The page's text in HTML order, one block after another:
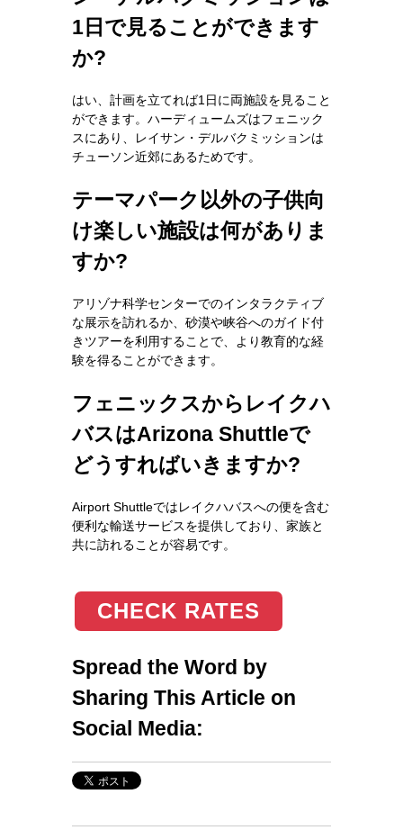
1日で見ることができます
か?
はい、計画を立てれば1日に両施設を見ること
ができます。ハーディュームズはフェニック
スにあり、レイサン・デルバクミッションは
チューソン近郊にあるためです。
テーマパーク以外の子供向
け楽しい施設は何がありま
すか?
アリゾナ科学センターでのインタラクティブ
な展示を訪れるか、砂漠や峡谷へのガイド付
きツアーを利用することで、より教育的な経
験を得ることができます。
フェニックスからレイクハ
バスはArizona Shuttleで
どうすればいきますか?
Airport Shuttleではレイクハバスへの便を含む
便利な輸送サービスを提供しており、家族と
共に訪れることが容易です。
CHECK RATES
Spread the Word by
Sharing This Article on
Social Media: